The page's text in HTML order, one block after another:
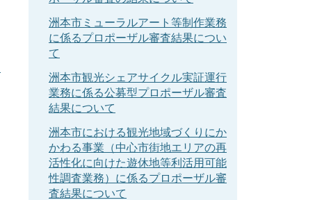
洲本市ミューラルアート等制作業務
に係るプロポーザル審査結果につい
て
洲本市観光シェアサイクル実証運行
業務に係る公募型プロポーザル審査
結果について
洲本市における観光地域づくりにか
かわる事業（中心市街地エリアの再
活性化に向けた遊休地等利活用可能
性調査業務）に係るプロポーザル審
査結果について